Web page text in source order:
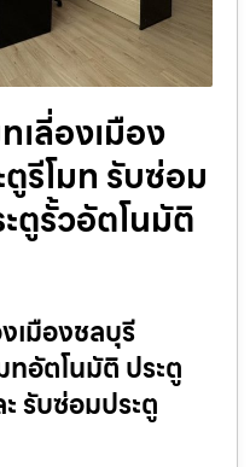
เลี่องเมือง
รีโมท รับซ่อม
ตูรั้วอัตโนมัติ
เมืองชลบุรี
ทอัตโนมัติ ประตู
รับซ่อมประตู